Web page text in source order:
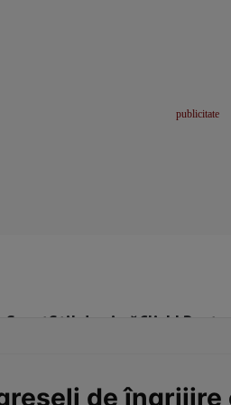
SportStil de viațăClick!
de